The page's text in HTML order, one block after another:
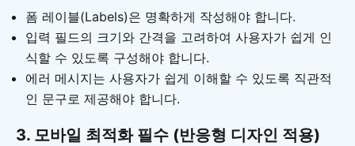
폼 레이블(Labels)은 명확하게 작성해야 합니다.
입력 필드의 크기와 간격을 고려하여 사용자가 쉽게 인
식할 수 있도록 구성해야 합니다.
에러 메시지는 사용자가 쉽게 이해할 수 있도록 직관적
인 문구로 제공해야 합니다.
3. 모바일 최적화 필수 (반응형 디자인 적용)